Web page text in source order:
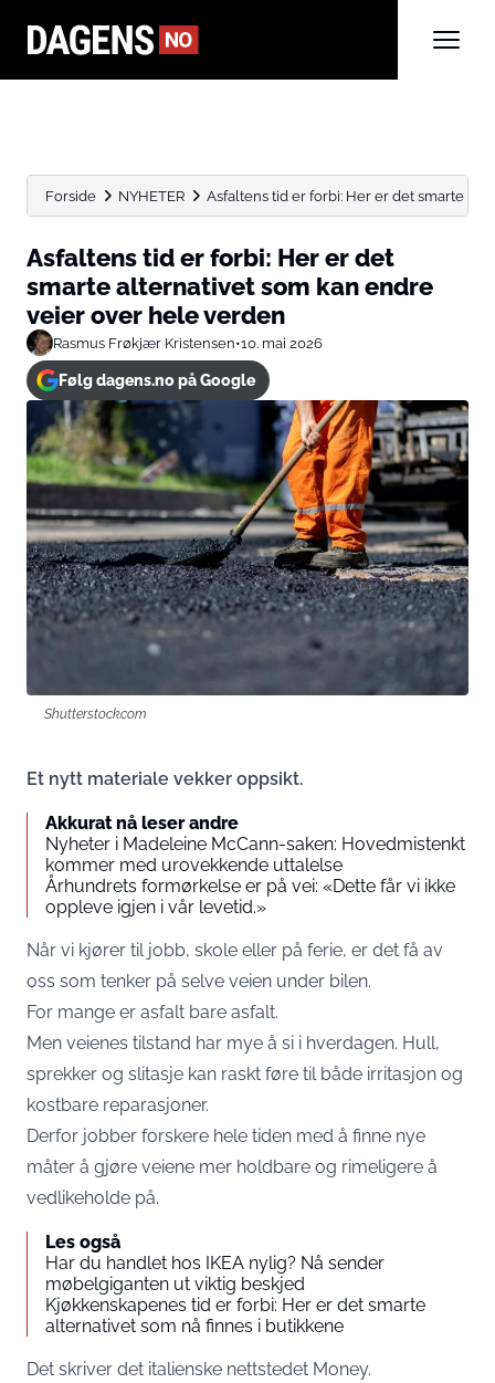
Forside NYHETER Asfaltens tid er forbi: Her er det smarte
Asfaltens tid er forbi: Her er det
smarte alternativet som kan endre
veier over hele verden
Rasmus Frøkjær Kristensen•10. mai 2026
Følg dagens.no på Google
Shutterstock.com
Et nytt materiale vekker oppsikt.
Akkurat nå leser andre
Nyheter i Madeleine McCann-saken: Hovedmistenkt
kommer med urovekkende uttalelse
Århundrets formørkelse er på vei: «Dette får vi ikke
oppleve igjen i vår levetid.»
Når vi kjører til jobb, skole eller på ferie, er det få av
oss som tenker på selve veien under bilen.
For mange er asfalt bare asfalt.
Men veienes tilstand har mye å si i hverdagen. Hull,
sprekker og slitasje kan raskt føre til både irritasjon og
kostbare reparasjoner.
Derfor jobber forskere hele tiden med å finne nye
måter å gjøre veiene mer holdbare og rimeligere å
vedlikeholde på.
Les også
Har du handlet hos IKEA nylig? Nå sender
møbelgiganten ut viktig beskjed
Kjøkkenskapenes tid er forbi: Her er det smarte
alternativet som nå finnes i butikkene
Det skriver det italienske nettstedet Money.